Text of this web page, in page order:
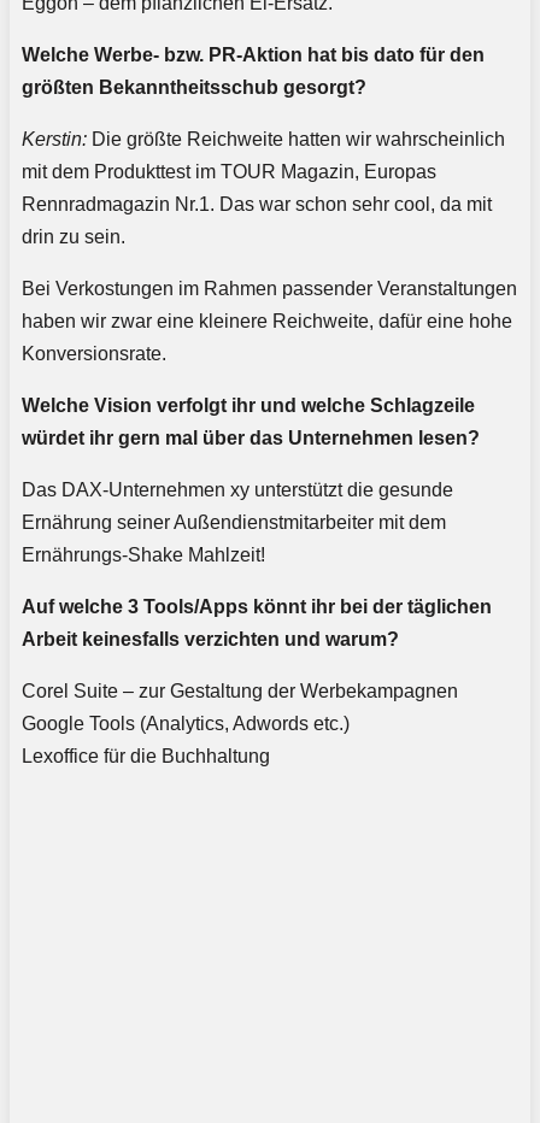
Welche Werbe- bzw. PR-Aktion hat bis dato für den
größten Bekanntheitsschub gesorgt?
Kerstin: Die größte Reichweite hatten wir wahrscheinlich
mit dem Produkttest im TOUR Magazin, Europas
Rennradmagazin Nr.1. Das war schon sehr cool, da mit
drin zu sein.
Bei Verkostungen im Rahmen passender Veranstaltungen
haben wir zwar eine kleinere Reichweite, dafür eine hohe
Konversionsrate.
Welche Vision verfolgt ihr und welche Schlagzeile
würdet ihr gern mal über das Unternehmen lesen?
Das DAX-Unternehmen xy unterstützt die gesunde
Ernährung seiner Außendienstmitarbeiter mit dem
Ernährungs-Shake Mahlzeit!
Auf welche 3 Tools/Apps könnt ihr bei der täglichen
Arbeit keinesfalls verzichten und warum?
Corel Suite – zur Gestaltung der Werbekampagnen
Google Tools (Analytics, Adwords etc.)
Lexoffice für die Buchhaltung